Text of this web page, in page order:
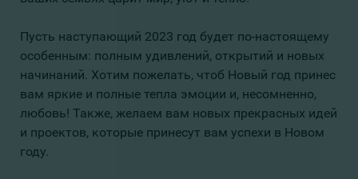
Пусть наступающий 2023 год будет по-настоящему
особенным: полным удивлений, открытий и новых
начинаний. Хотим пожелать, чтоб Новый год принес
вам яркие и полные тепла эмоции и, несомненно,
любовь! Также, желаем вам новых прекрасных идей
и проектов, которые принесут вам успехи в Новом
году.